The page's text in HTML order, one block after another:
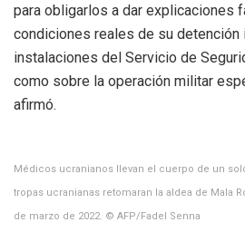
para obligarlos a dar explicaciones
condiciones reales de su detención
instalaciones del Servicio de
como sobre la operación militar
afirmó.
Médicos ucranianos llevan el cuerpo de un
tropas ucranianas retomaran la aldea de Mala
de marzo de 2022. © AFP/Fadel Senna